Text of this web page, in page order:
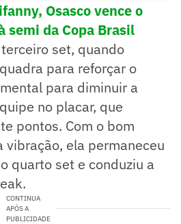
Osasco vence o
semi da Copa Brasil
set, quando
para reforçar o
para diminuir a
no placar, que
pontos. Com o bom
vibração, ela permaneceu
quarto set e conduziu a
CONTINUA
APÓS A
PUBLICIDADE